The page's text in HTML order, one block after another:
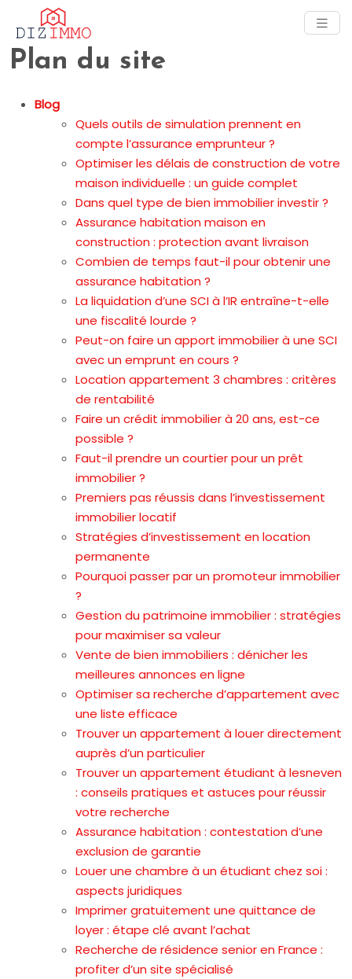
Plan du site
Blog
Quels outils de simulation prennent en
compte l’assurance emprunteur ?
Optimiser les délais de construction de votre
maison individuelle : un guide complet
Dans quel type de bien immobilier investir ?
Assurance habitation maison en
construction : protection avant livraison
Combien de temps faut-il pour obtenir une
assurance habitation ?
La liquidation d’une SCI à l’IR entraîne-t-elle
une fiscalité lourde ?
Peut-on faire un apport immobilier à une SCI
avec un emprunt en cours ?
Location appartement 3 chambres : critères
de rentabilité
Faire un crédit immobilier à 20 ans, est-ce
possible ?
Faut-il prendre un courtier pour un prêt
immobilier ?
Premiers pas réussis dans l’investissement
immobilier locatif
Stratégies d’investissement en location
permanente
Pourquoi passer par un promoteur immobilier
?
Gestion du patrimoine immobilier : stratégies
pour maximiser sa valeur
Vente de bien immobiliers : dénicher les
meilleures annonces en ligne
Optimiser sa recherche d’appartement avec
une liste efficace
Trouver un appartement à louer directement
auprès d’un particulier
Trouver un appartement étudiant à lesneven
: conseils pratiques et astuces pour réussir
votre recherche
Assurance habitation : contestation d’une
exclusion de garantie
Louer une chambre à un étudiant chez soi :
aspects juridiques
Imprimer gratuitement une quittance de
loyer : étape clé avant l’achat
Recherche de résidence senior en France :
profiter d’un site spécialisé